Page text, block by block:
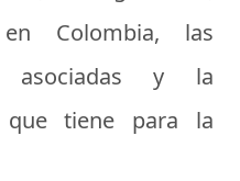
Colombia, las
asociadas y la
que tiene para la